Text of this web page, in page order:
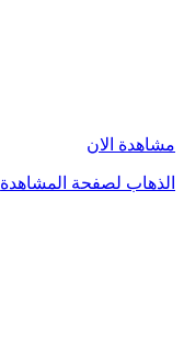
مشاهدة الان
الذهاب لصفحة المشاهدة